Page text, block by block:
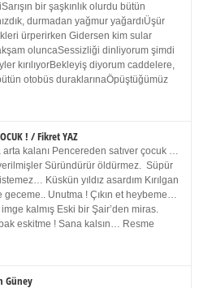
bir şaşkınlık olurdu bütün
durmadan yağmur yağardıÜşür
ürperirken Gidersen kim sular
oluncaSessizliği dinliyorum şimdi
kırılıyorBekleyiş diyorum caddelere,
otobüs duraklarınaÖpüştüğümüz
! / Fikret YAZ
arta kalanı Pencereden satıver çocuk …
Süründürür öldürmez. Süpür
Küskün yıldız asardım Kırılgan
geceme.. Unutma ! Çıkın et heybeme…
kalmış Eski bir Şair’den miras.
eskitme ! Sana kalsın… Resme
Güney